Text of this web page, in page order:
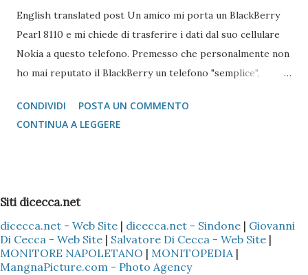
English translated post Un amico mi porta un BlackBerry
Pearl 8110 e mi chiede di trasferire i dati dal suo cellulare
Nokia a questo telefono. Premesso che personalmente non
ho mai reputato il BlackBerry un telefono "semplice",
l'idea di mandare i vcard via bluetooth (come si fa con quasi
tutti i Nokia e Samsung), l'unica alternativa è quella di
Nokia PC Suite 3 - Sincronizzare solo la Rubrica
(ovviamente dipende sempre se il cellulare Nokia è il Vostro
o di un Vostro amico) del Nokia con l'Outlook, così che tutti
i dati presenti nella Rubrica siano copiati nella sezione
CONDIVIDI
POSTA UN COMMENTO
CONTINUA A LEGGERE
Siti dicecca.net
dicecca.net - Web Site | dicecca.net - Sindone | Giovanni
Di Cecca - Web Site | Salvatore Di Cecca - Web Site |
MONITORE NAPOLETANO | MONITOPEDIA|
MangnaPicture.com - Photo Agency